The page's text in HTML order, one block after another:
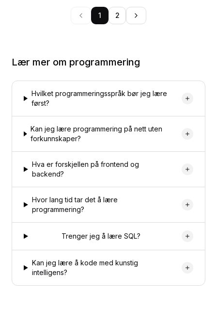
1 2
Lær mer om programmering
Hvilket programmeringsspråk bør jeg lære
først?
Kan jeg lære programmering på nett uten
forkunnskaper?
Hva er forskjellen på frontend og
backend?
Hvor lang tid tar det å lære
programmering?
Trenger jeg å lære SQL?
Kan jeg lære å kode med kunstig
intelligens?